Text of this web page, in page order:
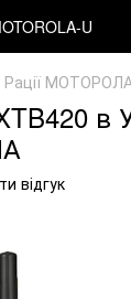
Рації
в
відгук